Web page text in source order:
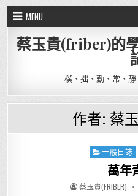
Skip to content
MENU
蔡玉貴(friber)的
樸、拙、勤、常、
作者: 蔡
Posted in
一般日誌
萬年
AUTHOR:
蔡玉貴(FRIBER)